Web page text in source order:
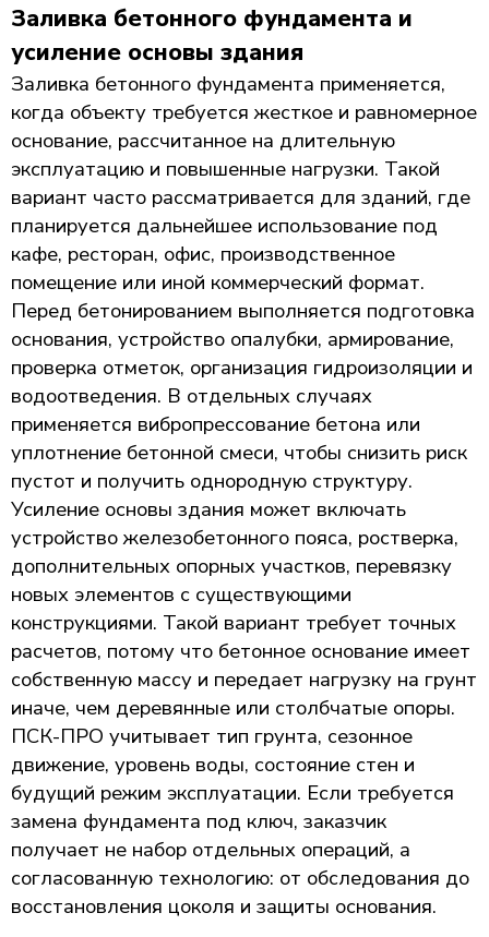
Заливка бетонного фундамента и
усиление основы здания
Заливка бетонного фундамента применяется,
когда объекту требуется жесткое и равномерное
основание, рассчитанное на длительную
эксплуатацию и повышенные нагрузки. Такой
вариант часто рассматривается для зданий, где
планируется дальнейшее использование под
кафе, ресторан, офис, производственное
помещение или иной коммерческий формат.
Перед бетонированием выполняется подготовка
основания, устройство опалубки, армирование,
проверка отметок, организация гидроизоляции и
водоотведения. В отдельных случаях
применяется вибропрессование бетона или
уплотнение бетонной смеси, чтобы снизить риск
пустот и получить однородную структуру.
Усиление основы здания может включать
устройство железобетонного пояса, ростверка,
дополнительных опорных участков, перевязку
новых элементов с существующими
конструкциями. Такой вариант требует точных
расчетов, потому что бетонное основание имеет
собственную массу и передает нагрузку на грунт
иначе, чем деревянные или столбчатые опоры.
ПСК-ПРО учитывает тип грунта, сезонное
движение, уровень воды, состояние стен и
будущий режим эксплуатации. Если требуется
замена фундамента под ключ, заказчик
получает не набор отдельных операций, а
согласованную технологию: от обследования до
восстановления цоколя и защиты основания.